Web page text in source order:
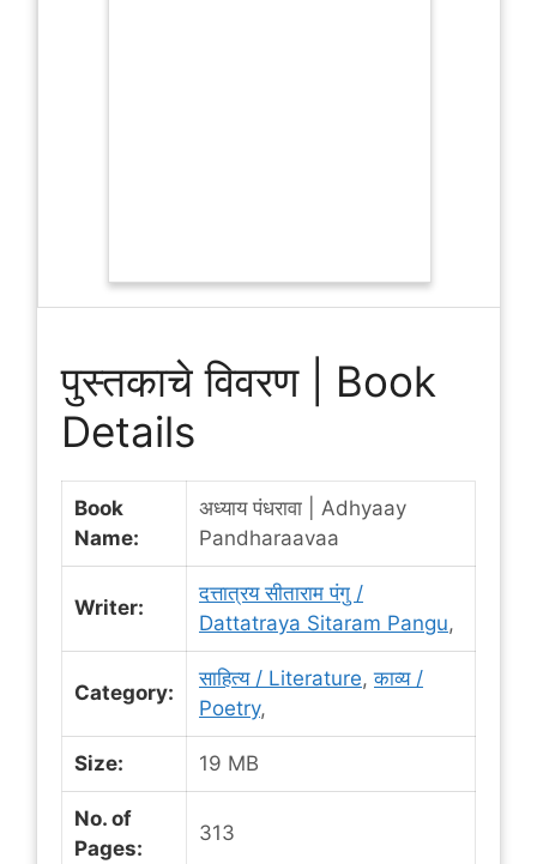
पुस्तकाचे विवरण | Book
Details
Book
Name:
अध्याय पंधरावा | Adhyaay
Pandharaavaa
Writer:
दत्तात्रय सीताराम पंगु /
Dattatraya Sitaram Pangu,
Category:
साहित्य / Literature,काव्य /
Poetry,
Size: 19 MB
No. of
Pages:
313